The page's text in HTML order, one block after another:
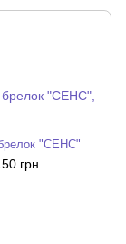
"СЕНС"
грн